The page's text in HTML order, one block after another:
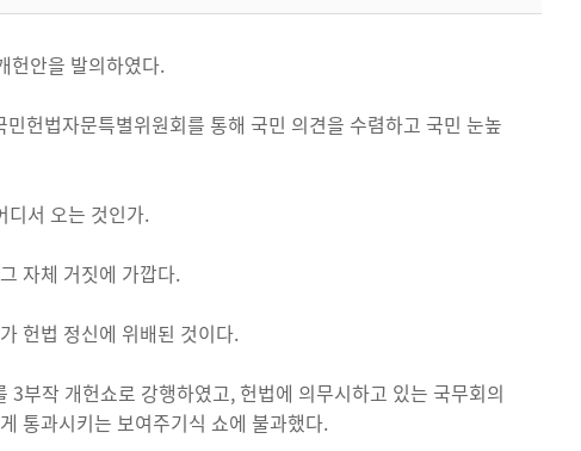
헌안을 발의하였다.
헌법자문특별위원회를 통해 국민 의견을 수렴하고 국민 눈높
디서 오는 것인가.
자체 거짓에 가깝다.
헌법 정신에 위배된 것이다.
부작 개헌쇼로 강행하였고, 헌법에 의무시하고 있는 국무회의
통과시키는 보여주기식 쇼에 불과했다.